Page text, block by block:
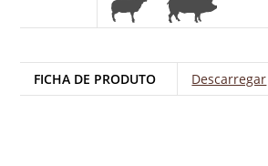
FICHA DE PRODUTO Descarregar